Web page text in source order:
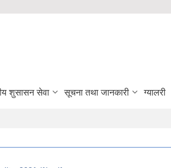
शुसासन सेवा सूचना तथा जानकारी ग्यालरी